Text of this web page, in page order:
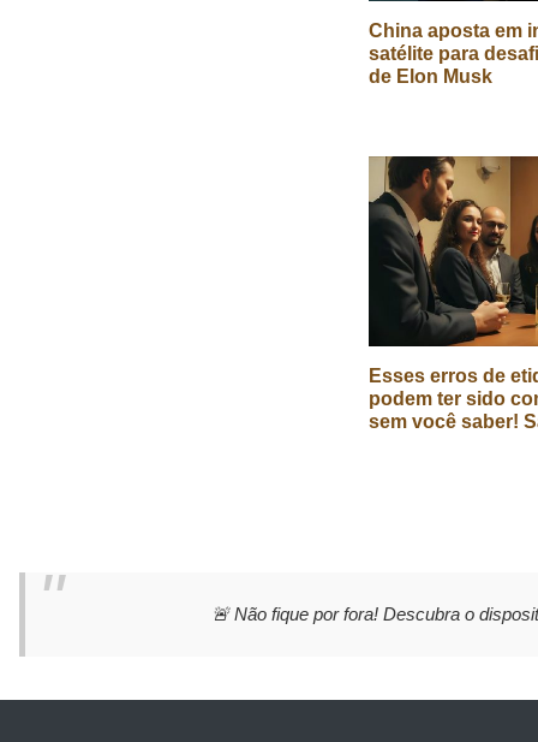
China aposta em
satélite para
de Elon Musk
Esses erros de
podem ter sido
sem você saber!
🚨 Não fique por fora! Descubra o